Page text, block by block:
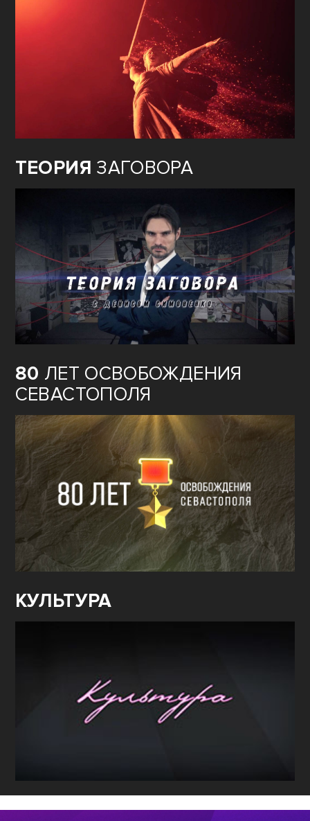
ТЕОРИЯ ЗАГОВОРА
80 ЛЕТ ОСВОБОЖДЕНИЯ
СЕВАСТОПОЛЯ
КУЛЬТУРА